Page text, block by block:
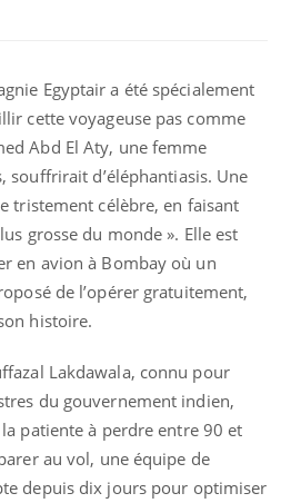
Egyptair a été spécialement
cette voyageuse pas comme
Abd El Aty, une femme
souffrirait d’éléphantiasis. Une
tristement célèbre, en faisant
grosse du monde ». Elle est
en avion à Bombay où un
de l’opérer gratuitement,
histoire.
Lakdawala, connu pour
du gouvernement indien,
patiente à perdre entre 90 et
au vol, une équipe de
depuis dix jours pour optimiser